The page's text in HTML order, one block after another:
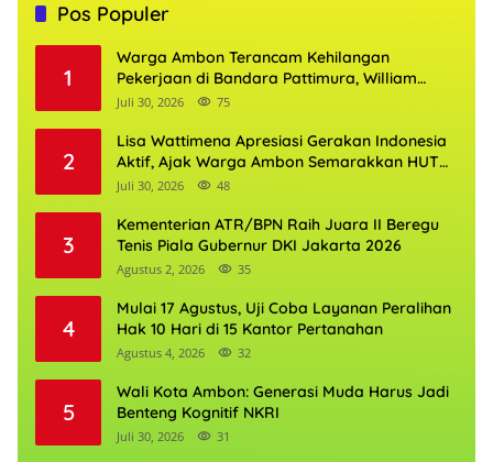
Pos Populer
1
Warga Ambon Terancam Kehilangan
Pekerjaan di Bandara Pattimura, William
Mairuhu Desak Maskapai Utamakan Tenaga
Juli 30, 2026 75
2
Lisa Wattimena Apresiasi Gerakan Indonesia
Aktif, Ajak Warga Ambon Semarakkan HUT
RI dan HUT Provinsi Maluku
Juli 30, 2026 48
3
Kementerian ATR/BPN Raih Juara II Beregu
Tenis Piala Gubernur DKI Jakarta 2026
Agustus 2, 2026 35
4
Mulai 17 Agustus, Uji Coba Layanan Peralihan
Hak 10 Hari di 15 Kantor Pertanahan
Agustus 4, 2026 32
5
Wali Kota Ambon: Generasi Muda Harus Jadi
Benteng Kognitif NKRI
Juli 30, 2026 31